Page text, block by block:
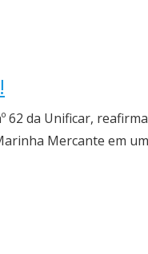
62 da Unificar,
Mercante em